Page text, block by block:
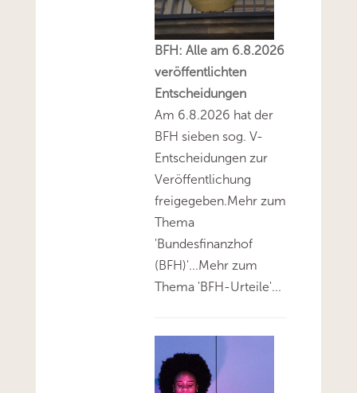
BFH: Alle am 6.8.2026
veröffentlichten
Entscheidungen
Am 6.8.2026 hat der
BFH sieben sog. V-
Entscheidungen zur
Veröffentlichung
freigegeben.Mehr zum
Thema
'Bundesfinanzhof
(BFH)'...Mehr zum
Thema 'BFH-Urteile'...